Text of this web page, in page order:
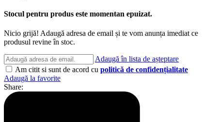
Stocul pentru produs este momentan epuizat.
Nicio grijă! Adaugă adresa de email și te vom anunța imediat ce
produsul revine în stoc.
Adaugă în lista de așteptare
Am citit si sunt de acord cu politică de confidențialitate
Adaugă la favorite
Share: